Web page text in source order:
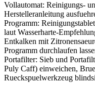
Vollautomat: Reinigungs-
Herstelleranleitung
Programm:
laut Wasserharte-
Entkalken mit
Programm durchlaufen
Portafilter: Sieb und
Puly Caff) einweichen,
Rueckspuelwerkzeug